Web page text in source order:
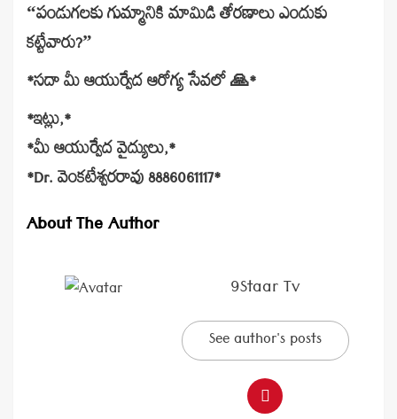
“పండుగలకు గుమ్మానికి మామిడి తోరణాలు ఎందుకు
కట్టేవారు?”
*సదా మీ ఆయుర్వేద ఆరోగ్య సేవలో 🙏*
*ఇట్లు,*
*మీ ఆయుర్వేద వైద్యులు,*
*Dr. వెంకటేశ్వరరావు 8886061117*
About The Author
9Staar Tv
See author's posts